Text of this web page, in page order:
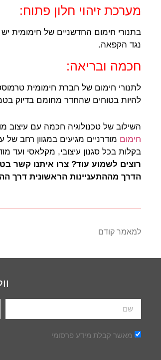
מערכת זיהוי חלון פתוח:
בתנורי חימום החדשניים של חימומית
נגד הקפאה.
חכמה ובריאה:
לתנורי חימום של חברת חימומית
להיות בטוחים שהחדר מחומם בדיוק
השילוב של טכנולוגיה חכמה עם עיצוב
חימום מודרניים מגיעים במגוון רחב
בקלות בכל סגנון עיצובי, מקלאסי ועד
רוצים לשמוע עוד? צרו איתנו קשר
הדרך מההתעניינות הראשונית דרך
למאמר קודם
מאשר קבלת מידע פרסומי